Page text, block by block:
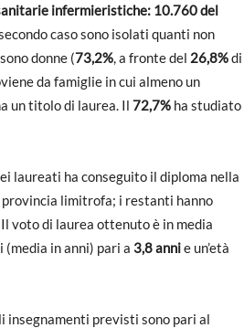
infermieristiche: 10.760 del
caso sono isolati quanti non
donne (73,2% , a fronte del 26,8%di
da famiglie in cui almeno un
un titolo di laurea. Il 72,7% ha studiato
laureati ha conseguito il diploma nella
provincia limitrofa; i restanti hanno
voto di laurea ottenuto è in media
in anni) pari a 3,8 annie un’età
insegnamenti previsti sono pari al